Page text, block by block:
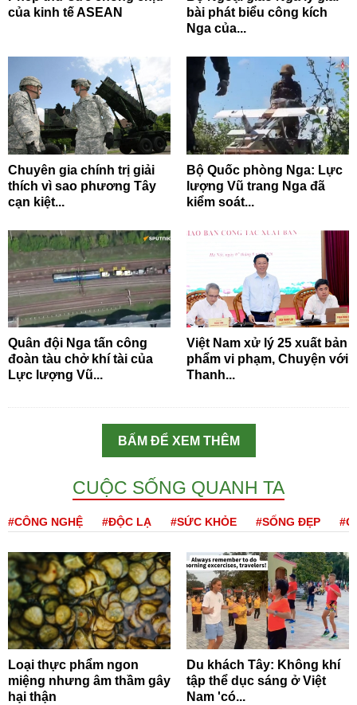
của kinh tế ASEAN
bài phát biểu công kích
Nga của...
Chuyên gia chính trị giải
thích vì sao phương Tây
cạn kiệt...
Bộ Quốc phòng Nga: Lực
lượng Vũ trang Nga đã
kiểm soát...
Quân đội Nga tấn công
đoàn tàu chở khí tài của
Lực lượng Vũ...
Việt Nam xử lý 25 xuất bản
phẩm vi phạm, Chuyện với
Thanh...
BẤM ĐỂ XEM THÊM
CUỘC SỐNG QUANH TA
#CÔNG NGHỆ #ĐỘC LẠ #SỨC KHỎE #SỐNG ĐẸP
Loại thực phẩm ngon
miệng nhưng âm thầm gây
hại thận
Du khách Tây: Không khí
tập thể dục sáng ở Việt
Nam 'có...